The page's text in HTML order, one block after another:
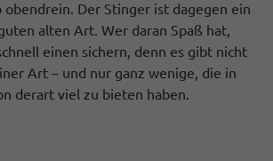
Der Stinger ist dagegen ein
alten Art. Wer daran Spaß hat,
einen sichern, denn es gibt nicht
Art – und nur ganz wenige, die in
derart viel zu bieten haben.